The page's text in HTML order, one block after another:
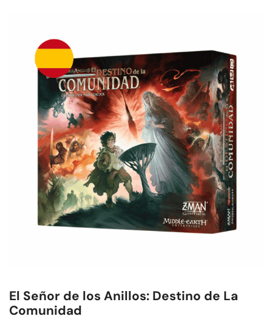
El Señor de los Anillos: Destino de La
Comunidad